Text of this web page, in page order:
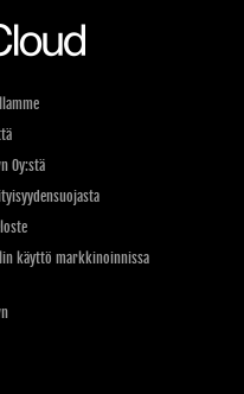
Oy:stä
käyttö markkinoinnissa